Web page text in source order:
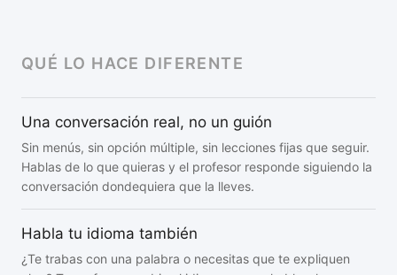
QUÉ LO HACE DIFERENTE
Una conversación real, no un guión
Sin menús, sin opción múltiple, sin lecciones fijas que seguir.
Hablas de lo que quieras y el profesor responde siguiendo la
conversación dondequiera que la lleves.
Habla tu idioma también
¿Te trabas con una palabra o necesitas que te expliquen